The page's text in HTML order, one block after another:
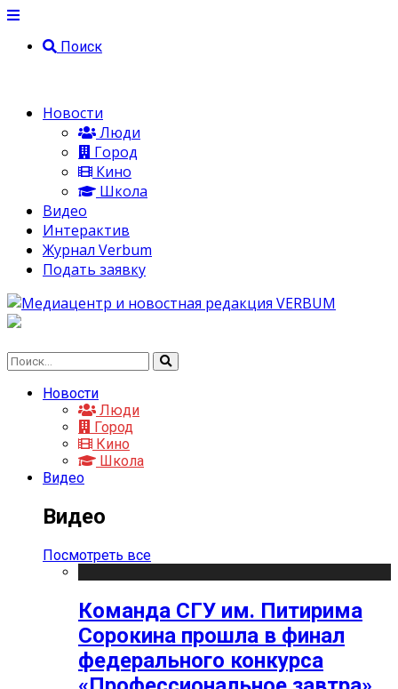
Поиск
Новости
Люди
Город
Кино
Школа
Видео
Интерактив
Журнал Verbum
Подать заявку
Новости
Люди
Город
Кино
Школа
Видео
Видео
Посмотреть все
Команда СГУ им. Питирима
Сорокина прошла в финал
федерального конкурса